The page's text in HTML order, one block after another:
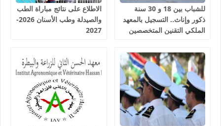
للشباب بين 18 و 30 سنة
ذكور وإناث.. التسجيل بالمعهد
الملكي التقنين المتخصصين
2027
الاطلاع على نتائج مباراة الطب
والصيدلة وطب الأسنان 2026-
2027